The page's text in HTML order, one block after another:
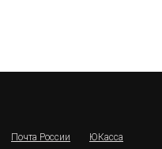
Почта России ЮКасса